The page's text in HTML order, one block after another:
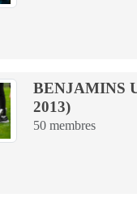
BENJAMINS
2013)
50membres